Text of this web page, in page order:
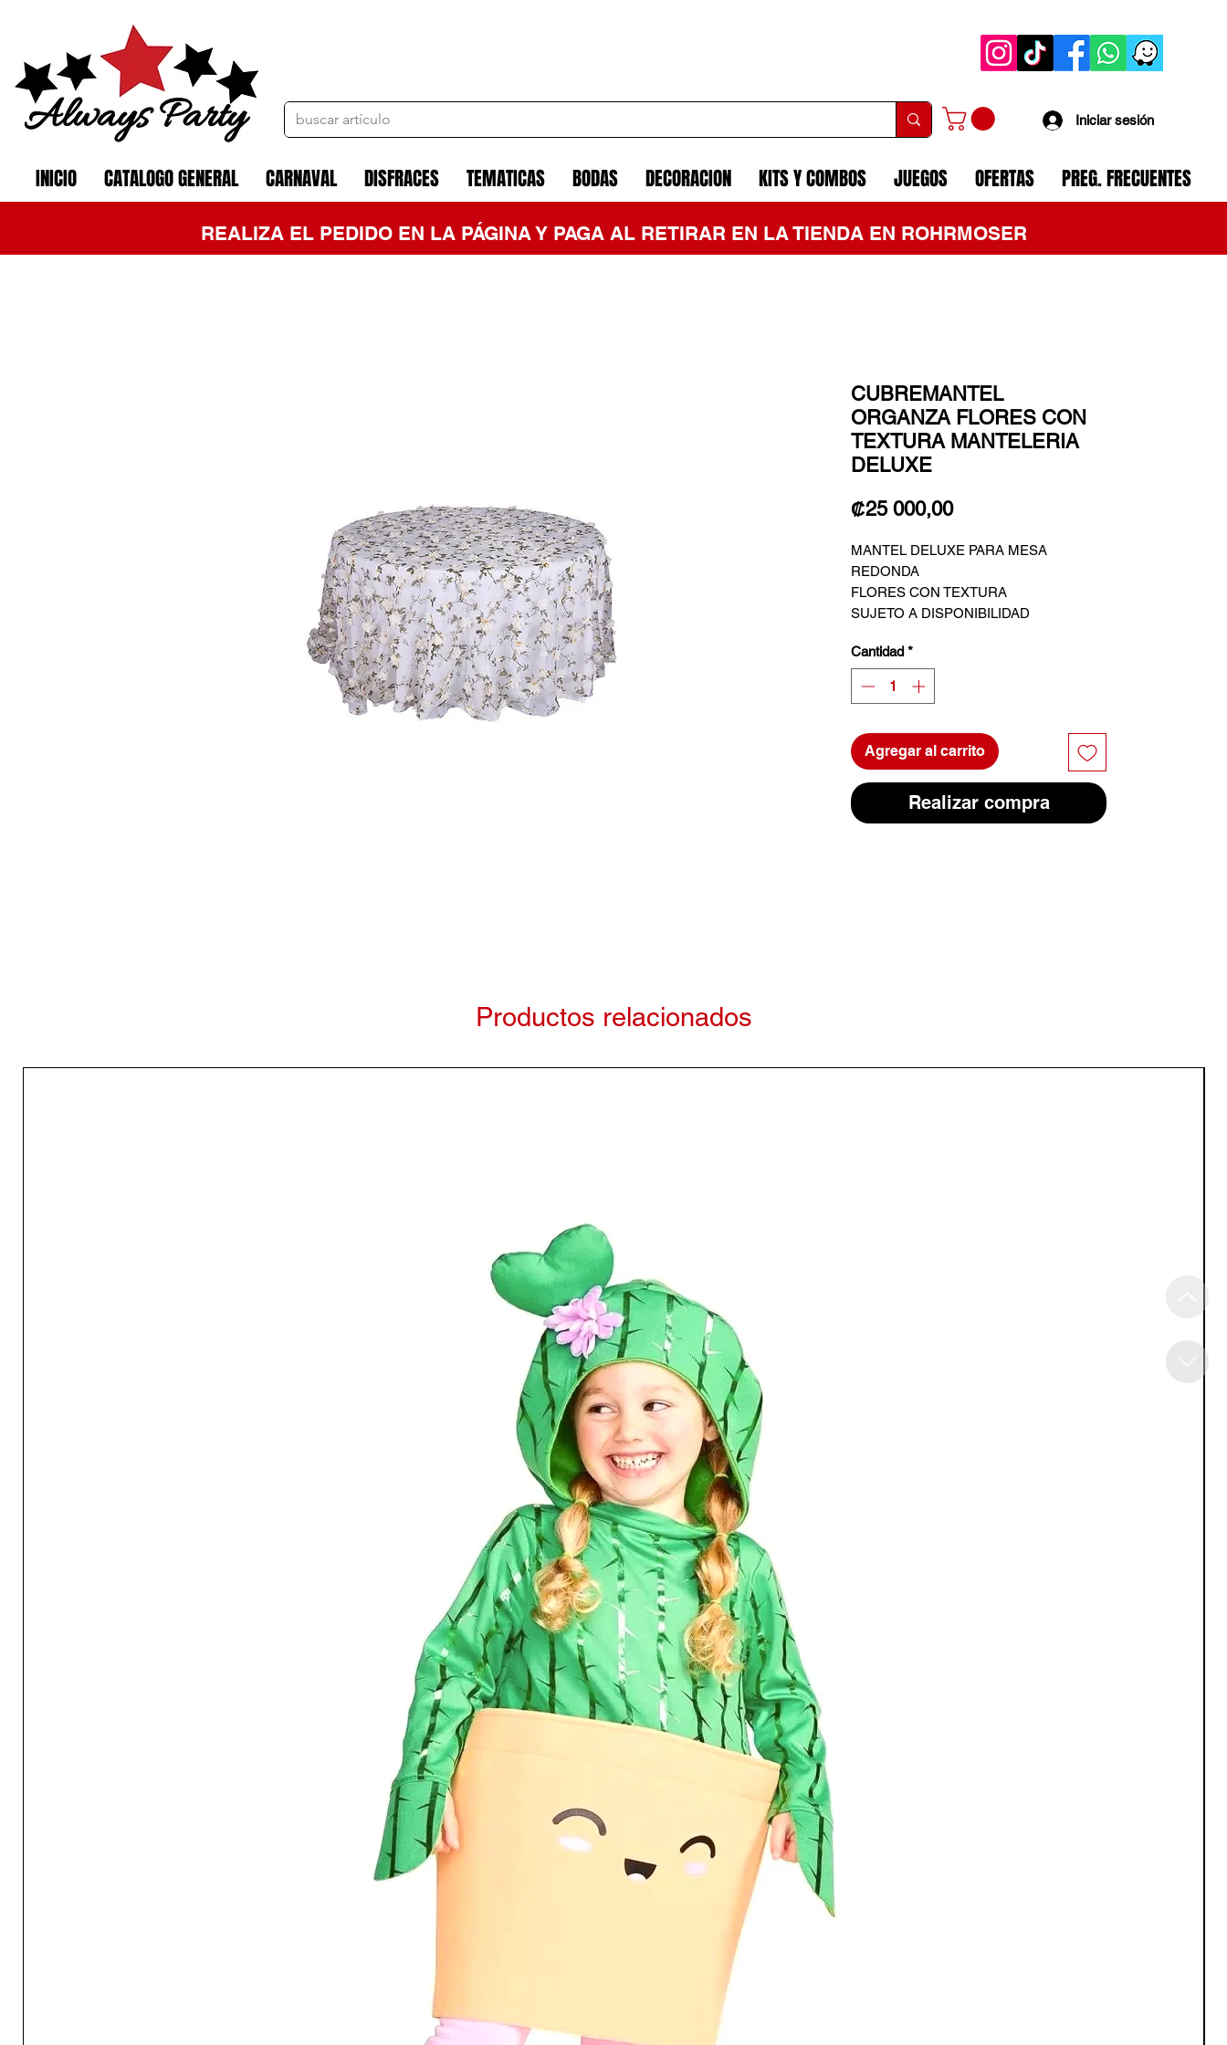
Iniciar sesión
INICIO CATALOGO GENERAL CARNAVAL DISFRACES TEMATICAS BODAS DECORACION KITS Y COMBOS JUEGOS OFERTAS PREG. FRECUENTES
REALIZA EL PEDIDO EN LA PÁGINA Y PAGA AL RETIRAR EN LA TIENDA EN ROHRMOSER
CUBREMANTEL
ORGANZA FLORES CON
TEXTURA MANTELERIA
DELUXE
₡25 000,00Precio
MANTEL DELUXE PARA MESA
REDONDA
FLORES CON TEXTURA
SUJETO A DISPONIBILIDAD
Cantidad *
Agregar al carrito
Realizar compra
Productos relacionados